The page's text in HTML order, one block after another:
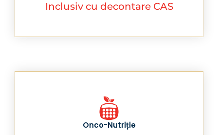
Inclusiv cu decontare CAS
Onco-Nutriție